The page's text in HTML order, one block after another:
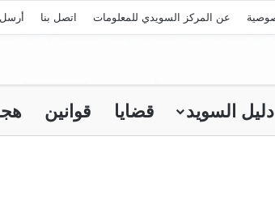
عن المركز السويدي للمعلومات اتصل بنا
دليل السويد قضايا قوانين